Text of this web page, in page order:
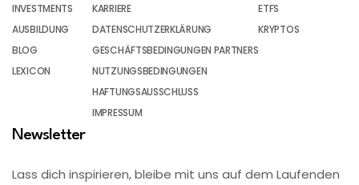
INVESTMENTS
AUSBILDUNG
BLOG
LEXICON
KARRIERE
DATENSCHUTZERKLÄRUNG
GESCHÄFTSBEDINGUNGEN PARTNERS
NUTZUNGSBEDINGUNGEN
HAFTUNGSAUSSCHLUSS
IMPRESSUM
ETFS
KRYPTOS
Newsletter
Lass dich inspirieren, bleibe mit uns auf dem Laufenden